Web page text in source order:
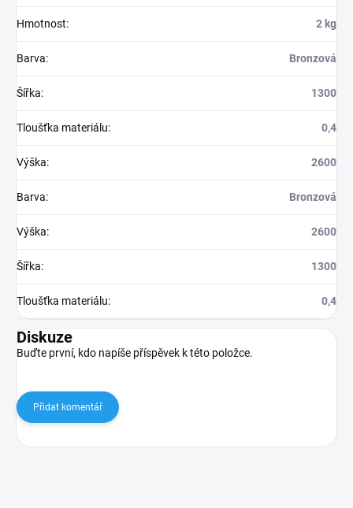
Hmotnost: 2 kg
Barva: Bronzová
Šířka: 1300
Tloušťka materiálu: 0,4
Výška: 2600
Barva: Bronzová
Výška: 2600
Šířka: 1300
Tloušťka materiálu: 0,4
Diskuze
Buďte první, kdo napíše příspěvek k této položce.
Přidat komentář